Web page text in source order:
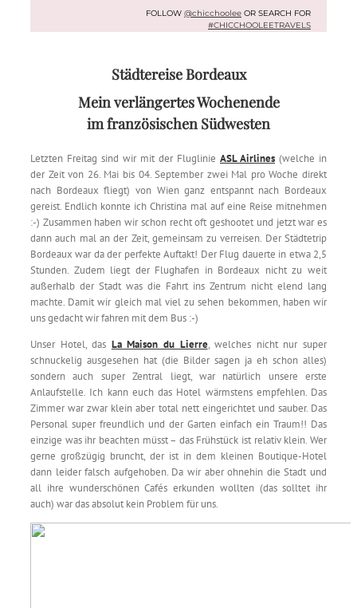
FOLLOW @chicchoolee OR SEARCH FOR
#CHICCHOOLEETRAVELS
Städtereise Bordeaux
Mein verlängertes Wochenende
im französischen Südwesten
Letzten Freitag sind wir mit der Fluglinie ASL Airlines (welche in
der Zeit von 26. Mai bis 04. September zwei Mal pro Woche direkt
nach Bordeaux fliegt) von Wien ganz entspannt nach Bordeaux
gereist. Endlich konnte ich Christina mal auf eine Reise mitnehmen
:-) Zusammen haben wir schon recht oft geshootet und jetzt war es
dann auch mal an der Zeit, gemeinsam zu verreisen. Der Städtetrip
Bordeaux war da der perfekte Auftakt! Der Flug dauerte in etwa 2,5
Stunden. Zudem liegt der Flughafen in Bordeaux nicht zu weit
außerhalb der Stadt was die Fahrt ins Zentrum nicht elend lang
machte. Damit wir gleich mal viel zu sehen bekommen, haben wir
uns gedacht wir fahren mit dem Bus :-)
Unser Hotel, das La Maison du Lierre, welches nicht nur super
schnuckelig ausgesehen hat (die Bilder sagen ja eh schon alles)
sondern auch super Zentral liegt, war natürlich unsere erste
Anlaufstelle. Ich kann euch das Hotel wärmstens empfehlen. Das
Zimmer war zwar klein aber total nett eingerichtet und sauber. Das
Personal super freundlich und der Garten einfach ein Traum!! Das
einzige was ihr beachten müsst – das Frühstück ist relativ klein. Wer
gerne großzügig bruncht, der ist in dem kleinen Boutique-Hotel
dann leider falsch aufgehoben. Da wir aber ohnehin die Stadt und
all ihre wunderschönen Cafés erkunden wollten (das solltet ihr
auch) war das absolut kein Problem für uns.